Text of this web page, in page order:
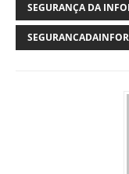
SEGURANÇA DA